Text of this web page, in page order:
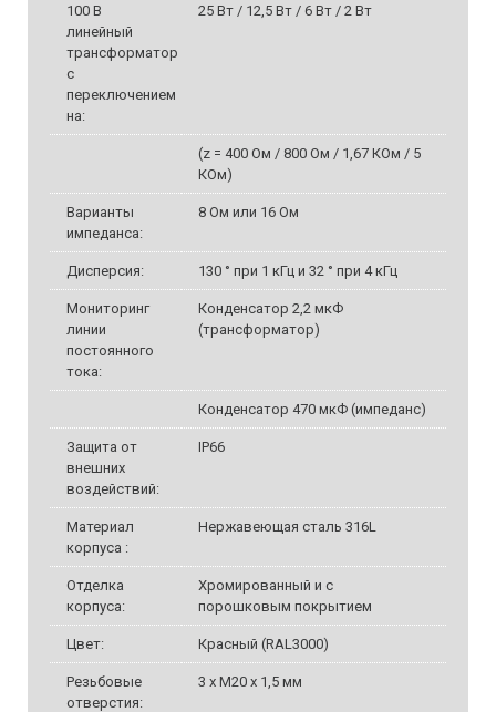
100 В
линейный
трансформатор
с
переключением
на:
25 Вт / 12,5 Вт / 6 Вт / 2 Вт
(z = 400 Ом / 800 Ом / 1,67 КОм / 5
КОм)
Варианты
импеданса:
8 Ом или 16 Ом
Дисперсия: 130 ° при 1 кГц и 32 ° при 4 кГц
Мониторинг
линии
постоянного
тока:
Конденсатор 2,2 мкФ
(трансформатор)
Конденсатор 470 мкФ (импеданс)
Защита от
внешних
воздействий:
IP66
Материал
корпуса :
Нержавеющая сталь 316L
Отделка
корпуса:
Хромированный и с
порошковым покрытием
Цвет: Красный (RAL3000)
Резьбовые
отверстия:
3 х М20 х 1,5 мм